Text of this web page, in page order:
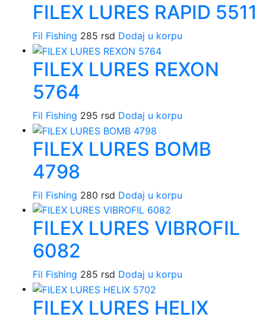
FILEX LURES RAPID 5511
Fil Fishing 285 rsd Dodaj u korpu
FILEX LURES REXON
5764
Fil Fishing 295 rsd Dodaj u korpu
FILEX LURES BOMB
4798
Fil Fishing 280 rsd Dodaj u korpu
FILEX LURES VIBROFIL
6082
Fil Fishing 285 rsd Dodaj u korpu
FILEX LURES HELIX